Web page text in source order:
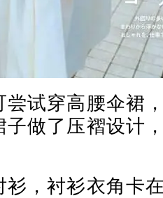
尝试穿高腰伞裙
子做了压褶设计
衫，衬衫衣角卡